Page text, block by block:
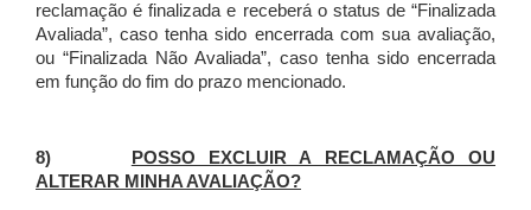
reclamação é finalizada e receberá o status de “Finalizada
Avaliada”, caso tenha sido encerrada com sua avaliação,
ou “Finalizada Não Avaliada”, caso tenha sido encerrada
em função do fim do prazo mencionado.
8)
POSSO EXCLUIR A RECLAMAÇÃO OU
ALTERAR MINHA AVALIAÇÃO?